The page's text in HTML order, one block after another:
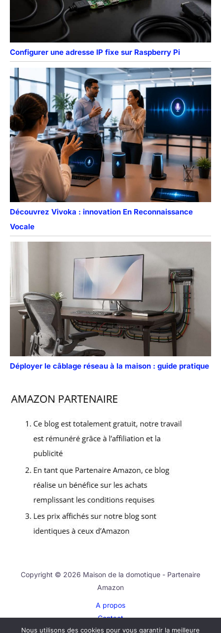
Configurer une adresse IP fixe sur Raspberry Pi
Découvrez Vivoka : innovation En Reconnaissance
Vocale
Déployer le câblage réseau à la maison : guide pratique
Copyright © 2026 Maison de la domotique - Partenaire
Amazon
A propos
Contact
Plan du site
Nous utilisons des cookies pour vous garantir la meilleure